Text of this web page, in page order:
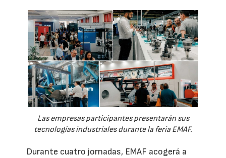
Las empresas participantes presentarán sus
tecnologías industriales durante la feria EMAF.
Durante cuatro jornadas, EMAF acogerá a